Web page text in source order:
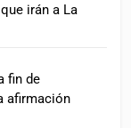
irán a La
fin de
afirmación